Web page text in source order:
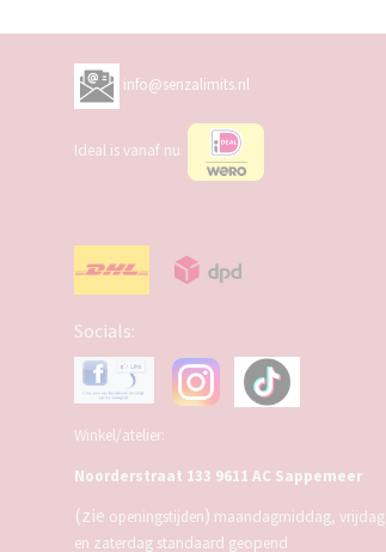
info@senzalimits.nl
Ideal is vanaf nu
Socials:
Winkel/atelier:
Noorderstraat 133 9611 AC Sappemeer
(zie openingstijden) maandagmiddag, vrijdag
en zaterdag standaard geopend